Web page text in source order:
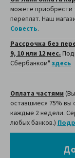
можете приобрести
переплат. Наш
Совесть.
Рассрочка без
9, 10 или 12 мес.
Сбербанком" здесь
Оплата частями
оставшиеся 75% вы
каждые 2 недели.
любых банков.)